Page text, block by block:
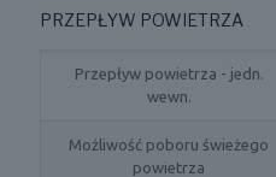
PRZEPŁYW POWIETRZA
Przepływ powietrza - jedn.
wewn.
Możliwość poboru świeżego
powietrza